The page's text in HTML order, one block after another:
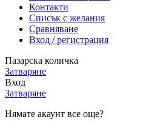
Контакти
Списък с желания
Сравняване
Вход / регистрация
Пазарска количка
Затваряне
Вход
Затваряне
Нямате акаунт все още?